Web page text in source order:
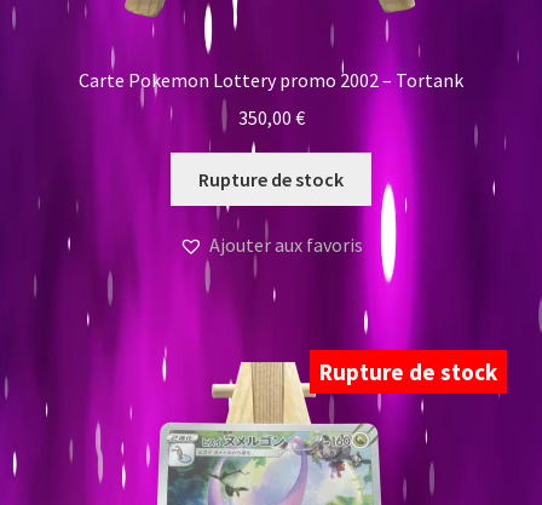
Carte Pokemon Lottery promo 2002 – Tortank
350,00 €
Rupture de stock
Ajouter aux favoris
Rupture de stock